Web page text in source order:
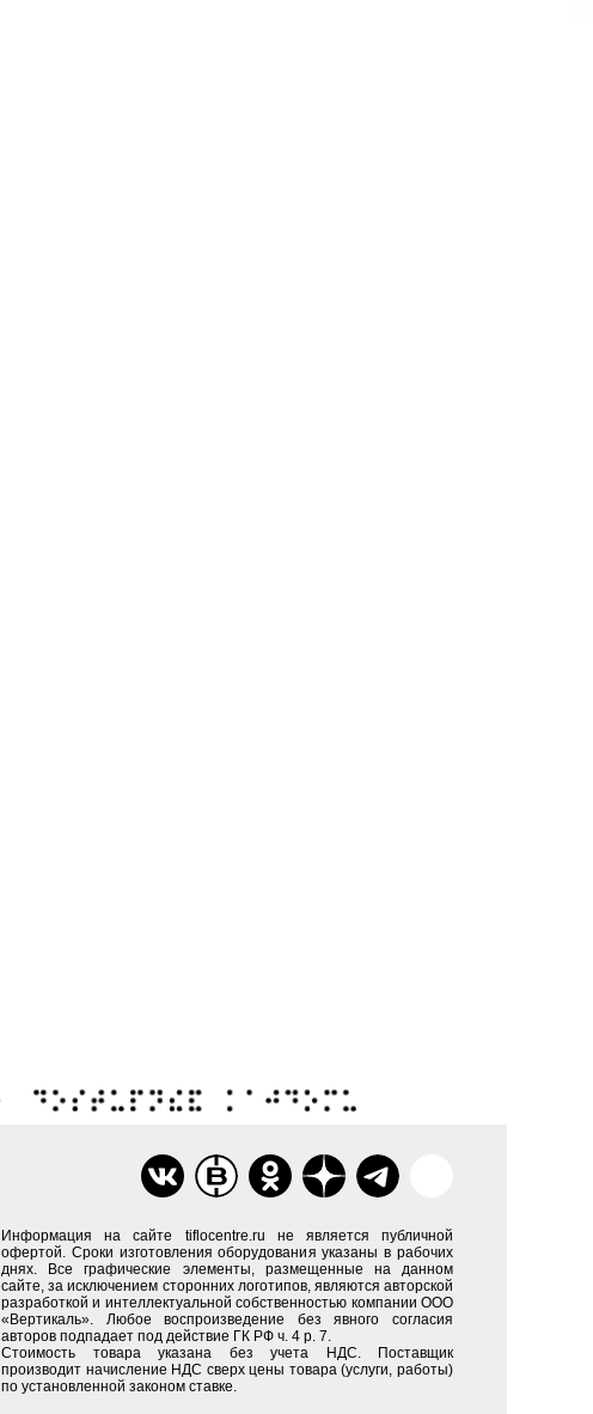
Информация на сайте tiflocentre.ru не является публичной
офертой. Сроки изготовления оборудования указаны в рабочих
днях. Все графические элементы, размещенные на данном
сайте, за исключением сторонних логотипов, являются авторской
разработкой и интеллектуальной собственностью компании ООО
«Вертикаль». Любое воспроизведение без явного согласия
авторов подпадает под действие ГК РФ ч. 4 р. 7.
Стоимость товара указана без учета НДС. Поставщик
производит начисление НДС сверх цены товара (услуги, работы)
по установленной законом ставке.